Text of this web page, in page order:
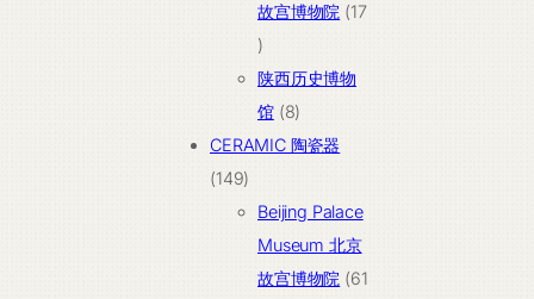
故宫博物院 17
17
个
产
品
陕西历史博物
馆 88
个
品
CERAMIC 陶瓷器
149149
个
产
品
Beijing Palace
Museum 北京
故宫博物院
61